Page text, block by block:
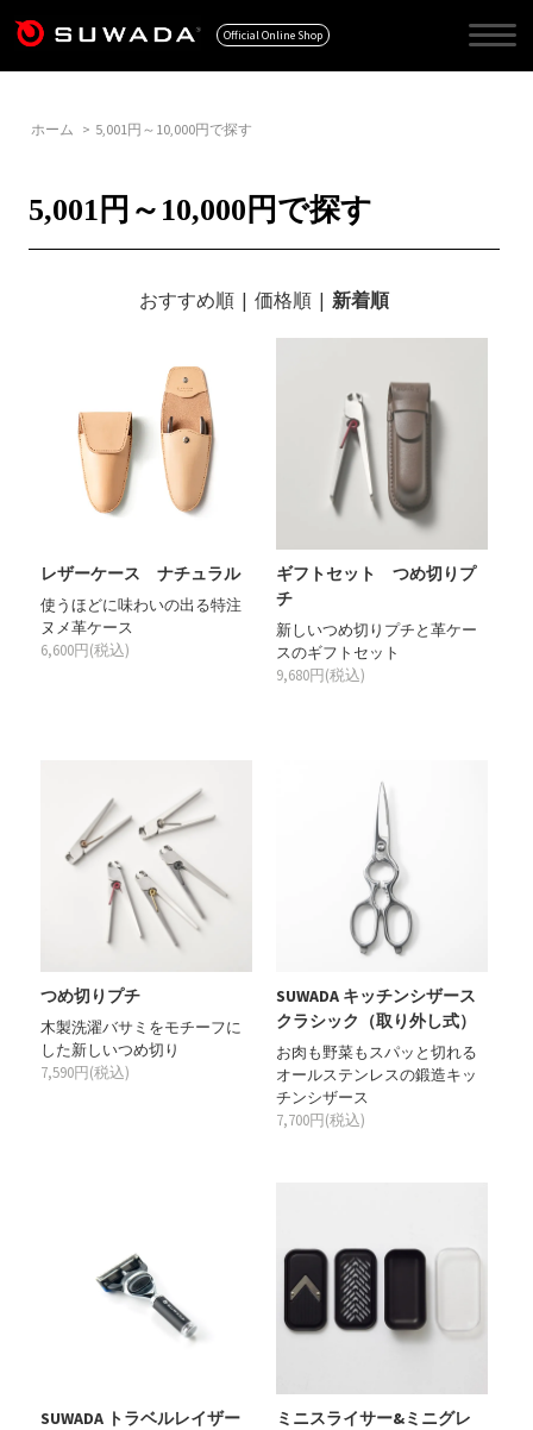
Official Online Shop
ホーム > 5,001円～10,000円で探す
5,001円～10,000円で探す
おすすめ順| 価格順| 新着順
レザーケース ナチュラル
使うほどに味わいの出る特注
ヌメ革ケース
6,600円(税込)
ギフトセット つめ切りプ
チ
新しいつめ切りプチと革ケー
スのギフトセット
9,680円(税込)
つめ切りプチ
木製洗濯バサミをモチーフに
した新しいつめ切り
7,590円(税込)
SUWADA キッチンシザース
クラシック（取り外し式）
お肉も野菜もスパッと切れる
オールステンレスの鍛造キッ
チンシザース
7,700円(税込)
SUWADA トラベルレイザー
ミニスライサー&ミニグレ